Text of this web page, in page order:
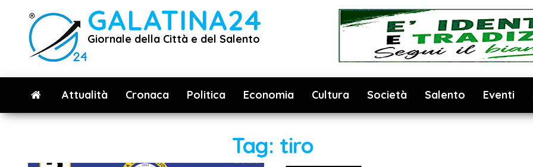
contenuto
GALATINA24
Giornale della Città e del Salento
Attualità Cronaca Politica Economia Cultura Società Salento Eventi
Tag: tiro